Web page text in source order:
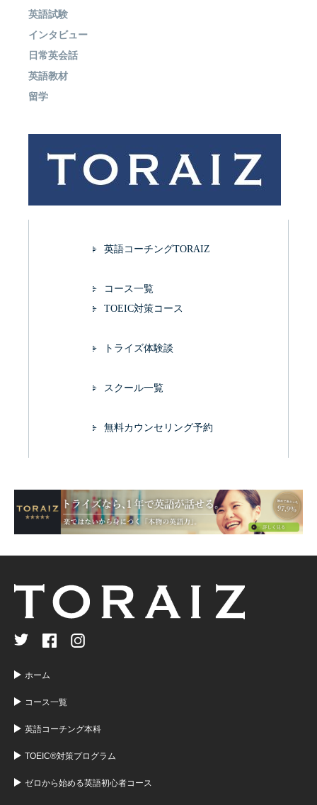
英語試験
インタビュー
日常英会話
英語教材
留学
英語コーチングTORAIZ
コース一覧
TOEIC対策コース
トライズ体験談
スクール一覧
無料カウンセリング予約
ホーム
コース一覧
英語コーチング本科
TOEIC®対策プログラム
ゼロから始める英語初心者コース